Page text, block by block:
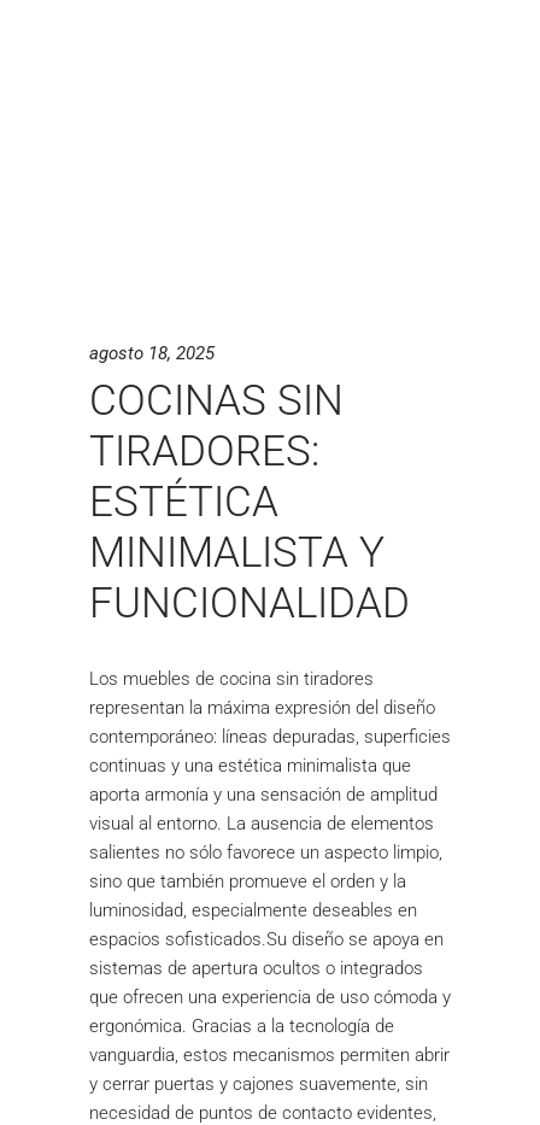
agosto 18, 2025
COCINAS SIN
TIRADORES:
ESTÉTICA
MINIMALISTA Y
FUNCIONALIDAD
Los muebles de cocina sin tiradores
representan la máxima expresión del diseño
contemporáneo: líneas depuradas, superficies
continuas y una estética minimalista que
aporta armonía y una sensación de amplitud
visual al entorno. La ausencia de elementos
salientes no sólo favorece un aspecto limpio,
sino que también promueve el orden y la
luminosidad, especialmente deseables en
espacios sofisticados.Su diseño se apoya en
sistemas de apertura ocultos o integrados
que ofrecen una experiencia de uso cómoda y
ergonómica. Gracias a la tecnología de
vanguardia, estos mecanismos permiten abrir
y cerrar puertas y cajones suavemente, sin
necesidad de puntos de contacto evidentes,